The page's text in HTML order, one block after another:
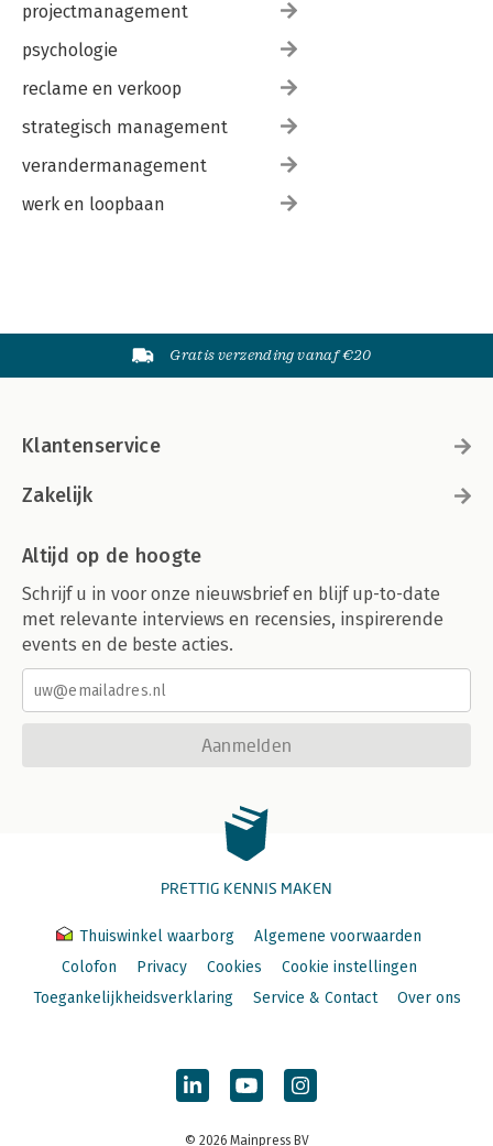
projectmanagement
psychologie
reclame en verkoop
strategisch management
verandermanagement
werk en loopbaan
Gratis verzending vanaf €20
Klantenservice
Zakelijk
Altijd op de hoogte
Schrijf u in voor onze nieuwsbrief en blijf up-to-date
met relevante interviews en recensies, inspirerende
events en de beste acties.
Aanmelden
PRETTIG KENNIS MAKEN
Thuiswinkel waarborg
Algemene voorwaarden
Colofon
Privacy Cookies
Cookie instellingen
Toegankelijkheidsverklaring
Service & Contact Over ons
© 2026 Mainpress BV